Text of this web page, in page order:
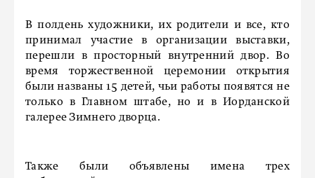
В полдень художники, их родители и все, кто
принимал участие в организации выставки,
перешли в просторный внутренний двор. Во
время торжественной церемонии открытия
были названы 15 детей, чьи работы появятся не
только в Главном штабе, но и в Иорданской
галерее Зимнего дворца.
Также были объявлены имена трех